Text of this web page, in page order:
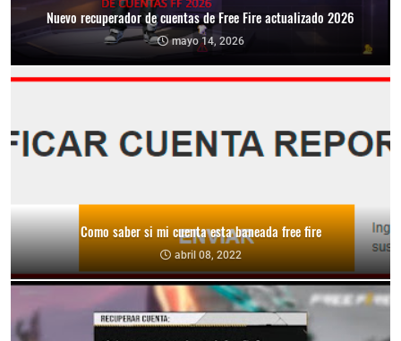
Nuevo recuperador de cuentas de Free Fire actualizado 2026
mayo 14, 2026
Como saber si mi cuenta esta baneada free fire
abril 08, 2022